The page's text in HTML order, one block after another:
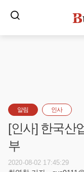
알림 인사
[인사] 한국산
부
2020-08-02 17:45:29